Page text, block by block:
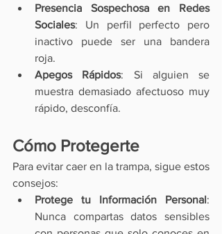
Presencia Sospechosa en Redes
Sociales: Un perfil perfecto pero
inactivo puede ser una bandera
roja.
Apegos Rápidos: Si alguien se
muestra demasiado afectuoso muy
rápido, desconfía.
Cómo Protegerte
Para evitar caer en la trampa, sigue estos
consejos:
Protege tu Información Personal:
Nunca compartas datos sensibles